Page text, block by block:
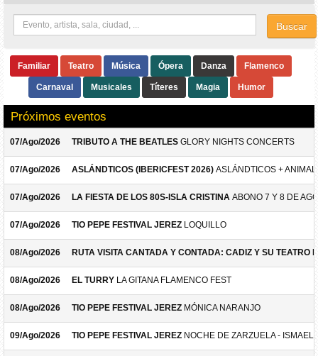
Buscar
Familiar Teatro Música Ópera Danza Flamenco
Carnaval Musicales Títeres Magia Humor
Próximos eventos
07/Ago/2026 TRIBUTO A THE BEATLES GLORY NIGHTS CONCERTS
07/Ago/2026 ASLÁNDTICOS (IBERICFEST 2026) ASLÁNDTICOS +
07/Ago/2026 LA FIESTA DE LOS 80S-ISLA CRISTINA ABONO 7 Y 8 DE
07/Ago/2026 TIO PEPE FESTIVAL JEREZ LOQUILLO
08/Ago/2026 RUTA VISITA CANTADA Y CONTADA: CADIZ Y SU TEATRO
08/Ago/2026 EL TURRY LA GITANA FLAMENCO FEST
08/Ago/2026 TIO PEPE FESTIVAL JEREZ MÓNICA NARANJO
09/Ago/2026 TIO PEPE FESTIVAL JEREZ NOCHE DE ZARZUELA -